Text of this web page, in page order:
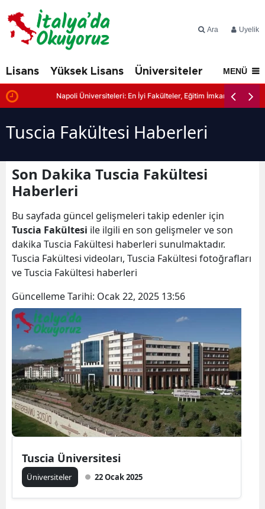
Ara Üyelik
Lisans Yüksek Lisans Üniversiteler İtalya'da
MENÜ
Napoli Üniversiteleri: En İyi Fakülteler, Eğitim İmkanları ve
Tuscia Fakültesi Haberleri
Son Dakika Tuscia Fakültesi
Haberleri
Bu sayfada güncel gelişmeleri takip edenler için
Tuscia Fakültesi ile ilgili en son gelişmeler ve son
dakika Tuscia Fakültesi haberleri sunulmaktadır.
Tuscia Fakültesi videoları, Tuscia Fakültesi fotoğrafları
ve Tuscia Fakültesi haberleri
Güncelleme Tarihi: Ocak 22, 2025 13:56
Tuscia Üniversitesi
Üniversiteler 22 Ocak 2025